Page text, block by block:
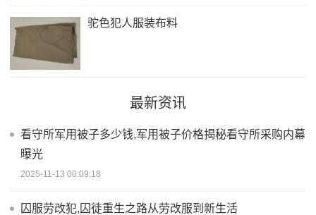
驼色犯人服装布料
最新资讯
看守所军用被子多少钱,军用被子价格揭秘看守所采购内幕
曝光
2025-11-13 00:09:18
囚服劳改犯,囚徒重生之路从劳改服到新生活